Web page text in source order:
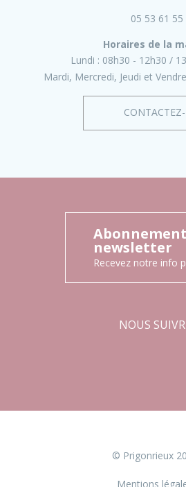
05 53 61 55
Horaires de la
Lundi : 08h30 - 12h30
Mardi, Mercredi, Jeudi et
Abonnement
newsletter
Recevez notre info
NOUS
© Prigonrieux
Mentions